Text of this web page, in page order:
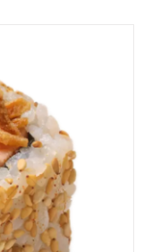
SZCZEGÓŁY